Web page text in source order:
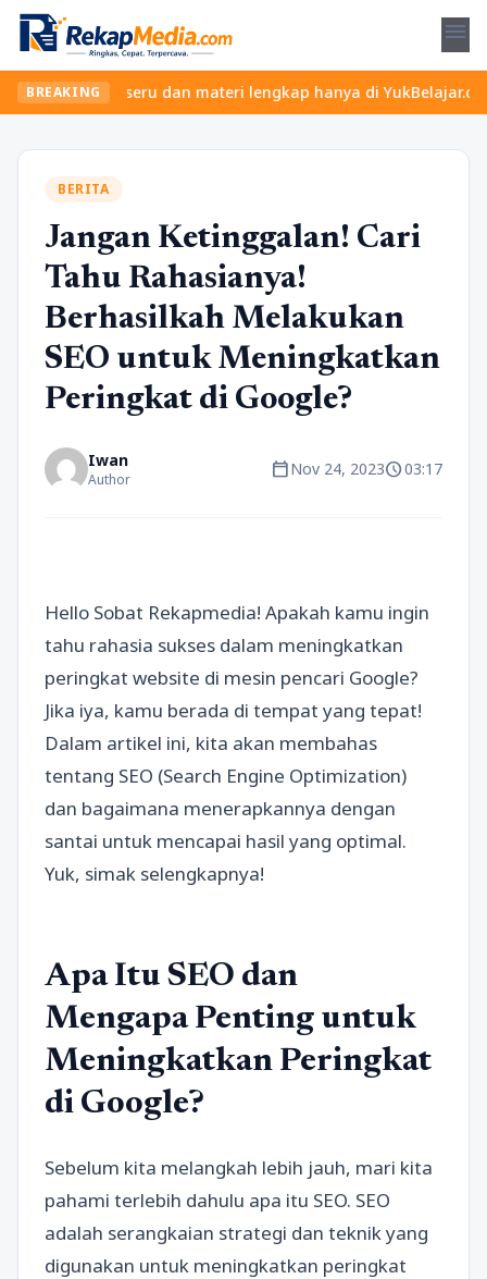
menu
BREAKING
seru dan materi lengkap hanya di YukBelajar.com.
BERITA
Jangan Ketinggalan! Cari
Tahu Rahasianya!
Berhasilkah Melakukan
SEO untuk Meningkatkan
Peringkat di Google?
Iwan
Author calendar_todayNov 24, 2023schedule03:17
Hello Sobat Rekapmedia! Apakah kamu ingin
tahu rahasia sukses dalam meningkatkan
peringkat website di mesin pencari Google?
Jika iya, kamu berada di tempat yang tepat!
Dalam artikel ini, kita akan membahas
tentang SEO (Search Engine Optimization)
dan bagaimana menerapkannya dengan
santai untuk mencapai hasil yang optimal.
Yuk, simak selengkapnya!
Apa Itu SEO dan
Mengapa Penting untuk
Meningkatkan Peringkat
di Google?
Sebelum kita melangkah lebih jauh, mari kita
pahami terlebih dahulu apa itu SEO. SEO
adalah serangkaian strategi dan teknik yang
digunakan untuk meningkatkan peringkat